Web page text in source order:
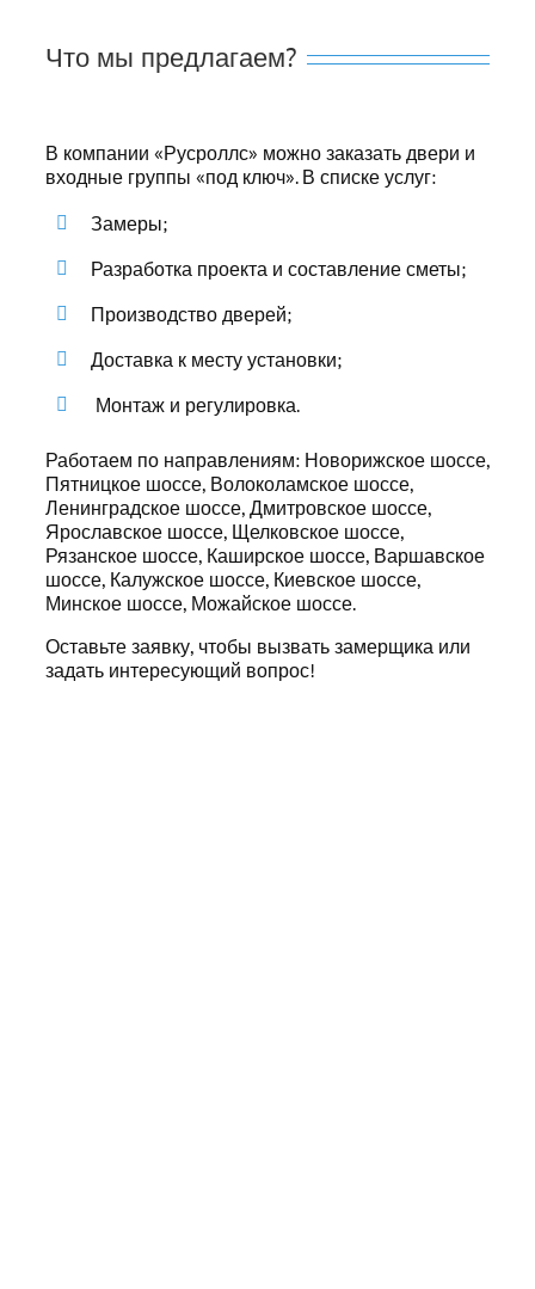
Что мы предлагаем?
В компании «Русроллс» можно заказать двери и
входные группы «под ключ». В списке услуг:
Замеры;
Разработка проекта и составление сметы;
Производство дверей;
Доставка к месту установки;
Монтаж и регулировка.
Работаем по направлениям: Новорижское шоссе,
Пятницкое шоссе, Волоколамское шоссе,
Ленинградское шоссе, Дмитровское шоссе,
Ярославское шоссе, Щелковское шоссе,
Рязанское шоссе, Каширское шоссе, Варшавское
шоссе, Калужское шоссе, Киевское шоссе,
Минское шоссе, Можайское шоссе.
Оставьте заявку, чтобы вызвать замерщика или
задать интересующий вопрос!